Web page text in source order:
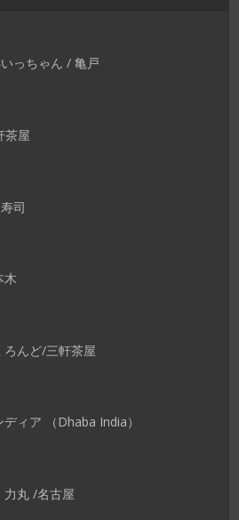
っちゃん / 亀戸
茶屋
司
木
ろんど/三軒茶屋
ディア （Dhaba India）
力丸 /名古屋